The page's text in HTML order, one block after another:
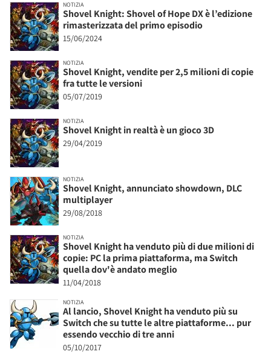
NOTIZIA
Shovel Knight: Shovel of Hope DX è l’edizione
rimasterizzata del primo episodio
15/06/2024
NOTIZIA
Shovel Knight, vendite per 2,5 milioni di copie
fra tutte le versioni
05/07/2019
NOTIZIA
Shovel Knight in realtà è un gioco 3D
29/04/2019
NOTIZIA
Shovel Knight, annunciato showdown, DLC
multiplayer
29/08/2018
NOTIZIA
Shovel Knight ha venduto più di due milioni di
copie: PC la prima piattaforma, ma Switch
quella dov'è andato meglio
11/04/2018
NOTIZIA
Al lancio, Shovel Knight ha venduto più su
Switch che su tutte le altre piattaforme... pur
essendo vecchio di tre anni
05/10/2017